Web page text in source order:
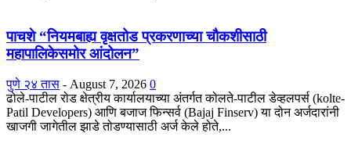
पाचशे “नियमबाह्य वृक्षतोड प्रकरणाच्या चौकशीसाठी
महापालिकेसमोर आंदोलन”
पुणे २४ तास - August 7, 2026 0
ढोले-पाटील रोड क्षेत्रीय कार्यालयाच्या अंतर्गत कोलते-पाटील डेव्हलपर्स (kolte-
Patil Developers) आणि बजाज फिन्सर्व (Bajaj Finserv) या दोन अर्जदारांनी
खाजगी जागेतील झाडे तोडण्यासाठी अर्ज केले होते,...